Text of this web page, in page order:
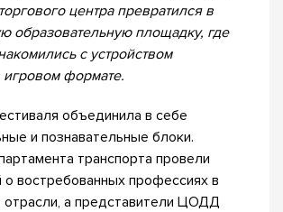
центра превратился в
образовательную площадку, где
с устройством
игровом формате.
объединила в себе
и познавательные блоки.
транспорта провели
востребованных профессиях в
отрасли, а представители ЦОДД